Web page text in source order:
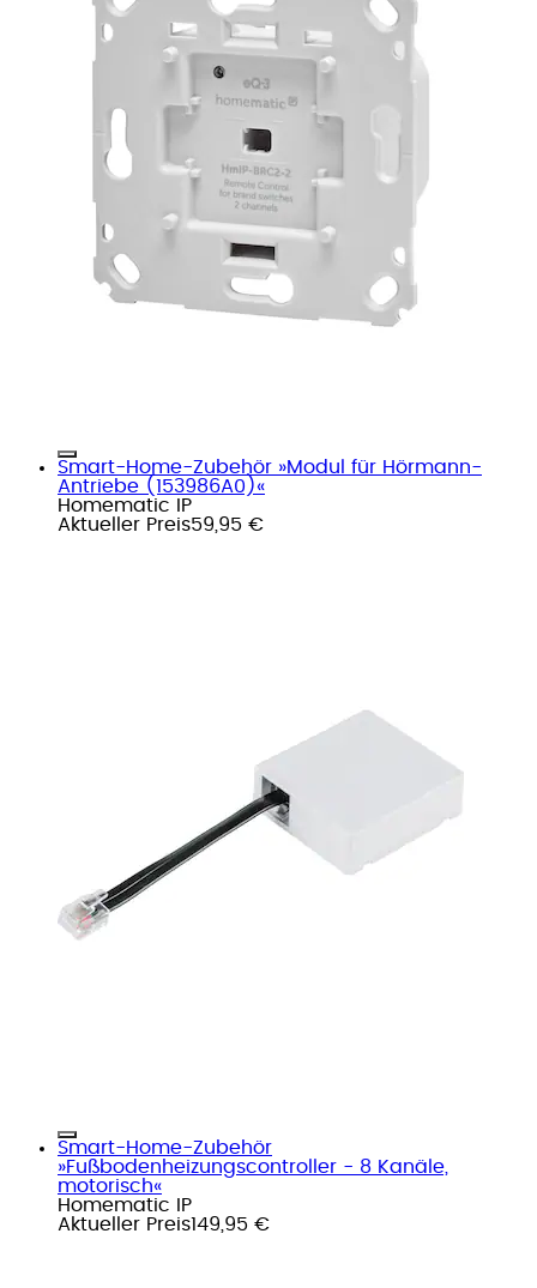
Smart-Home-Zubehör »Modul für Hörmann-
Antriebe (153986A0)«
Homematic IP
Aktueller Preis59,95 €
Smart-Home-Zubehör
»Fußbodenheizungscontroller - 8 Kanäle,
motorisch«
Homematic IP
Aktueller Preis149,95 €